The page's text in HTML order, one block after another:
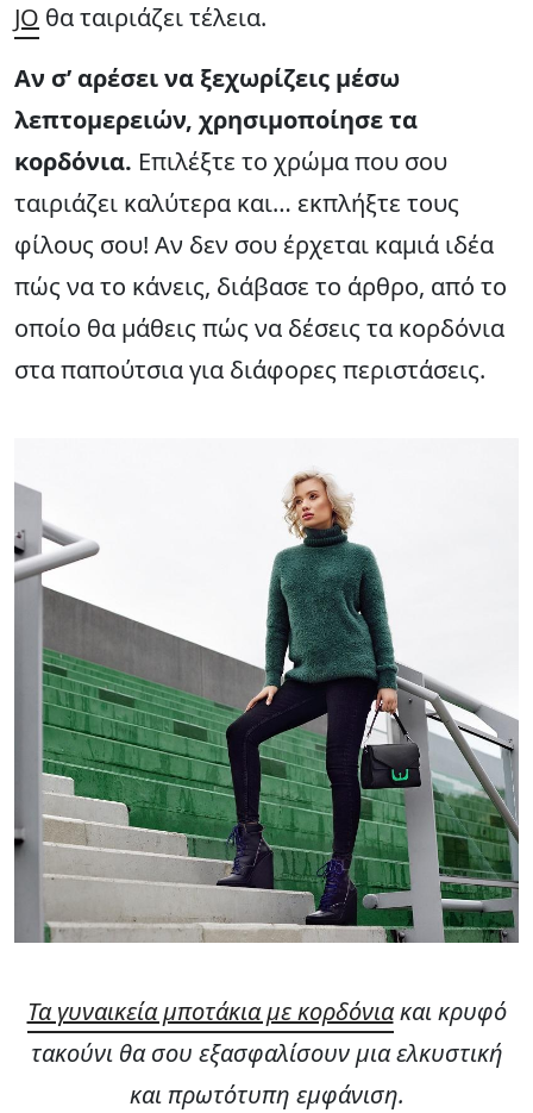
JO θα ταιριάζει τέλεια.
Αν σ’ αρέσει να ξεχωρίζεις μέσω
λεπτομερειών, χρησιμοποίησε τα
κορδόνια. Επιλέξτε το χρώμα που σου
ταιριάζει καλύτερα και… εκπλήξτε τους
φίλους σου! Αν δεν σου έρχεται καμιά ιδέα
πώς να το κάνεις, διάβασε το άρθρο, από το
οποίο θα μάθεις πώς να δέσεις τα κορδόνια
στα παπούτσια για διάφορες περιστάσεις.
Τα γυναικεία μποτάκια με κορδόνιακαι κρυφό
τακούνι θα σου εξασφαλίσουν μια ελκυστική
και πρωτότυπη εμφάνιση.